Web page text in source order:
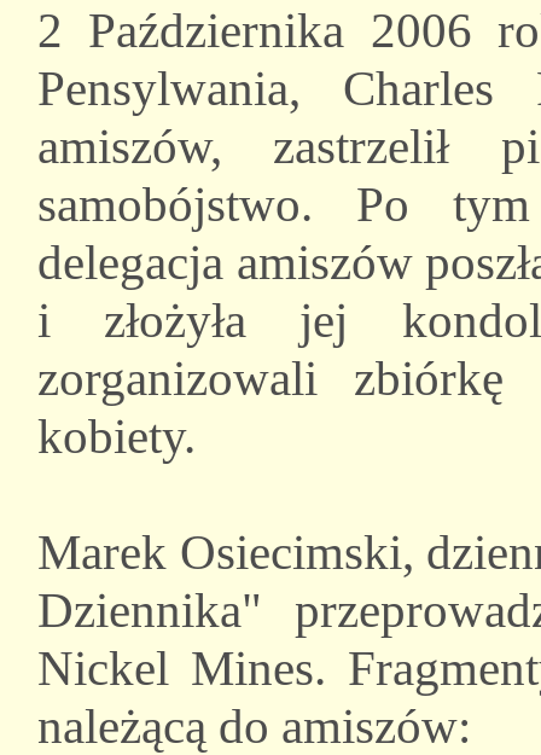
2 Października 2006
Pensylwania,
amiszów, zastrzelił
samobójstwo. Po
delegacja amiszów
i złożyła jej
zorganizowali
kobiety.
Marek Osiecimski,
Dziennika"
Nickel Mines.
należącą do amiszów: